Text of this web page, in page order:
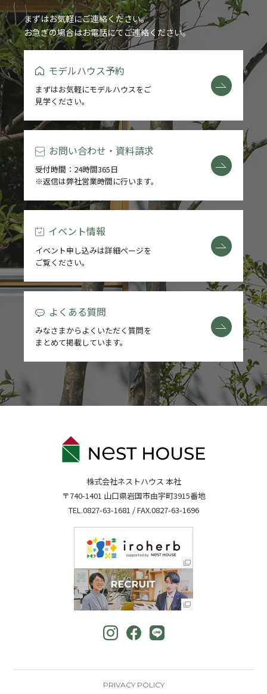
まずはお気軽にご連絡ください。
お急ぎの場合はお電話にてご連絡ください。
モデルハウス予約
まずはお気軽にモデルハウスをご
見学ください。
お問い合わせ・資料請求
受付時間：24時間365日
※返信は弊社営業時間に行います。
イベント情報
イベント申し込みは詳細ページを
ご覧ください。
よくある質問
みなさまからよくいただく質問を
まとめて掲載しています。
株式会社ネストハウス 本社
〒740-1401 山口県岩国市由宇町3915番地
TEL.0827-63-1681 / FAX.0827-63-1696
PRIVACY POLICY